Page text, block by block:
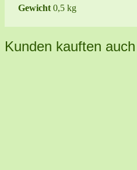
Gewicht 0,5 kg
Kunden kauften auch